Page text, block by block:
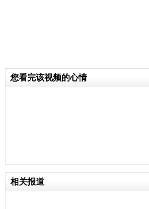
您看完该视频的心情
相关报道